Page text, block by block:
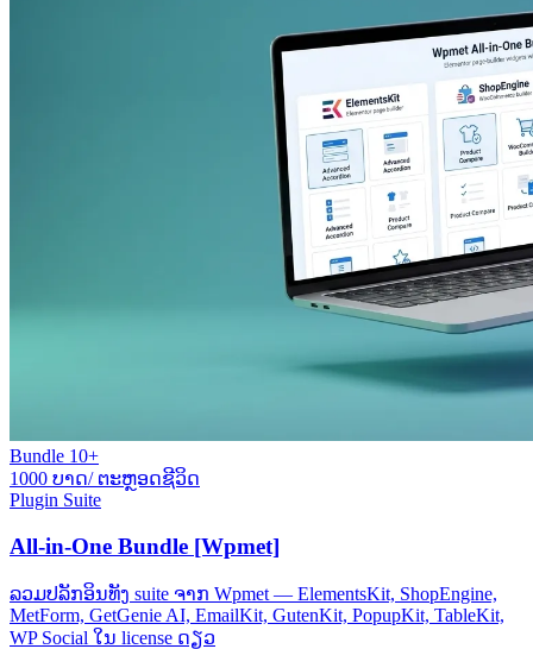
Bundle 10+
1000 ບາດ/ ຕະຫຼອດຊີວິດ
Plugin Suite
All-in-One Bundle [Wpmet]
ລວມປລັກອິນທັງ suite ຈາກ Wpmet — ElementsKit, ShopEngine,
MetForm, GetGenie AI, EmailKit, GutenKit, PopupKit, TableKit,
WP Social ໃນ license ດຽວ